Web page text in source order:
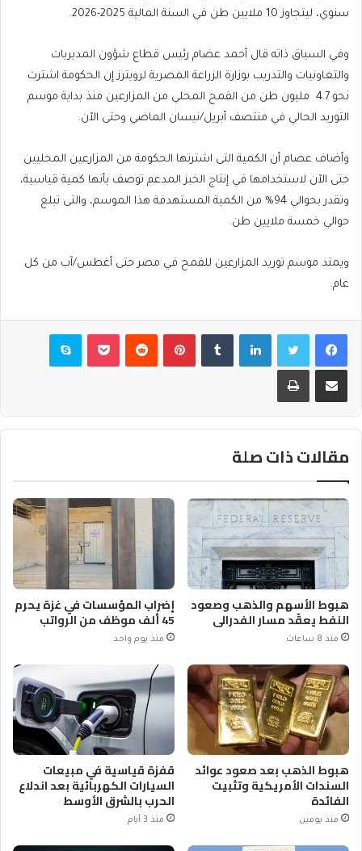
سنوي، ليتجاوز ⁠10 ملايين طن في السنة المالية 2025-2026.
وفي السياق ذاته قال ⁠أحمد ⁠عضام رئيس قطاع شؤون المديريات
والتعاونيات والتدريب بوزارة ⁠الزراعة المصرية لرويترز إن الحكومة اشترت
نحو ⁠4.7 مليون طن من القمح المحلي من المزارعين منذ بداية موسم
التوريد ‌الحالي في منتصف أبريل/نيسان الماضي وحتى الآن.
وأضاف عضام أن الكمية التى اشترتها الحكومة من المزارعين المحليين
حتى الآن لاستخدامها ⁠في إنتاج الخبز ⁠المدعم توصف بأنها كمية قياسية،
وتقدر بحوالي 94% من ⁠الكمية المستهدفة هذا الموسم، والتى تبلغ
⁠حوالي خمسة ⁠ملايين طن.
ويمتد موسم توريد المزارعين للقمح في مصر حتى أغطس/آب من كل
عام.
فيسبوكتويتر لينكدإن بينتيريست بوكيت سكايب
مشاركة عبر البريد طباعة
مقالات ذات صلة
هبوط الأسهم والذهب وصعود
النفط يعقّد مسار الفدرالي
منذ 8 ساعات
إضراب المؤسسات في غزة يحرم
45 ألف موظف من الرواتب
منذ يوم واحد
هبوط الذهب بعد صعود عوائد
السندات الأمريكية وتثبيت
الفائدة
منذ يومين
قفزة قياسية في مبيعات
السيارات الكهربائية بعد اندلاع
الحرب بالشرق الأوسط
منذ 3 أيام